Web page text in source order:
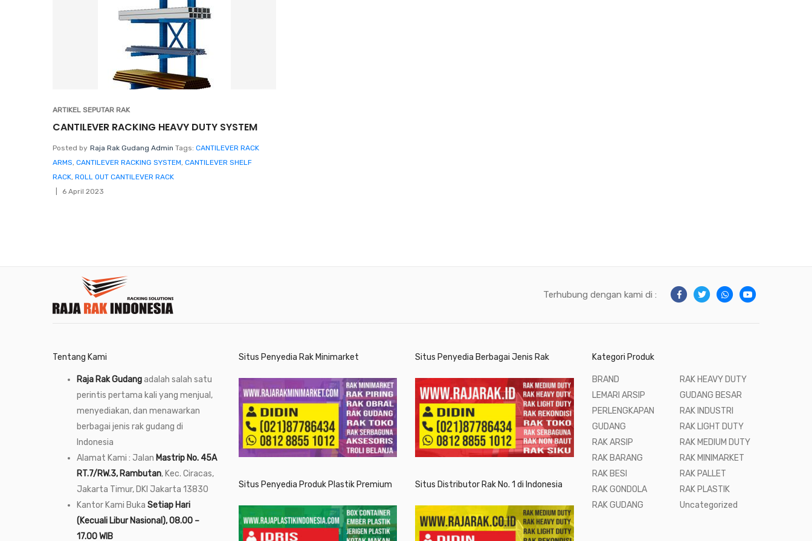
ARTIKEL SEPUTAR RAK
CANTILEVER RACKING HEAVY DUTY SYSTEM
Posted by Raja Rak Gudang Admin Tags: CANTILEVER RACK
ARMS, CANTILEVER RACKING SYSTEM, CANTILEVER SHELF
RACK, ROLL OUT CANTILEVER RACK
6 April 2023
Terhubung dengan kami di :
Tentang Kami
Raja Rak Gudangadalah salah satu
perintis pertama kali yang menjual,
menyediakan, dan menawarkan
berbagai jenis rak gudang di
Indonesia
Alamat Kami : Jalan Mastrip No. 45A
RT.7/RW.3, Rambutan, Kec. Ciracas,
Jakarta Timur, DKI Jakarta 13830
Kantor Kami Buka Setiap Hari
(Kecuali Libur Nasional), 08.00 –
17.00 WIB
Situs Penyedia Rak Minimarket
Situs Penyedia Produk Plastik Premium
Situs Penyedia Berbagai Jenis Rak
Situs Distributor Rak No. 1 di Indonesia
Kategori Produk
BRAND
LEMARI ARSIP
PERLENGKAPAN
GUDANG
RAK ARSIP
RAK BARANG
RAK BESI
RAK GONDOLA
RAK GUDANG
RAK HEAVY DUTY
GUDANG BESAR
RAK INDUSTRI
RAK LIGHT DUTY
RAK MEDIUM DUTY
RAK MINIMARKET
RAK PALLET
RAK PLASTIK
Uncategorized